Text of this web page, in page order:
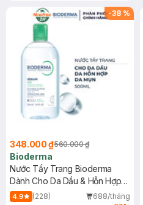
-38 %
348.000 ₫560.000 ₫
Bioderma
Nước Tẩy Trang Bioderma
Dành Cho Da Dầu & Hỗn Hợp
500ml
4.9 (228)
688/tháng